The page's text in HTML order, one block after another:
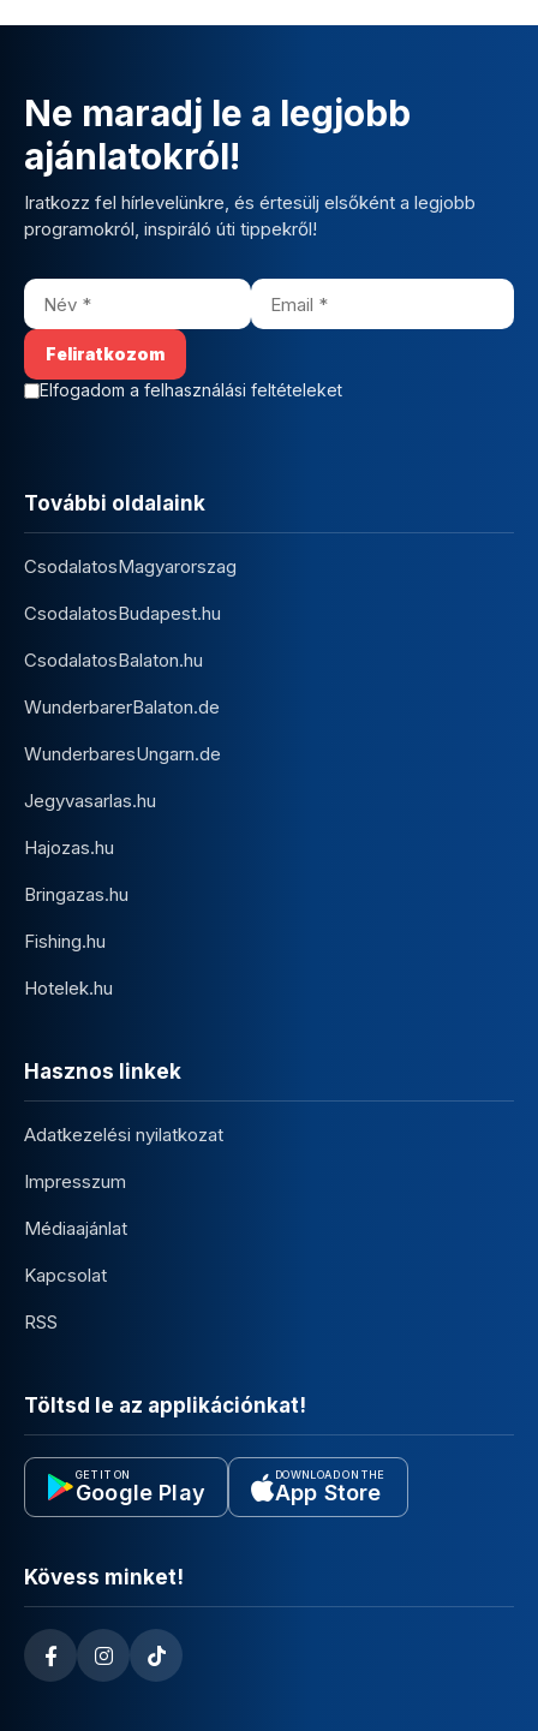
Ne maradj le a legjobb
ajánlatokról!
Iratkozz fel hírlevelünkre, és értesülj elsőként a legjobb
programokról, inspiráló úti tippekről!
Elfogadom a felhasználási feltételeket
További oldalaink
CsodalatosMagyarorszag
CsodalatosBudapest.hu
CsodalatosBalaton.hu
WunderbarerBalaton.de
WunderbaresUngarn.de
Jegyvasarlas.hu
Hajozas.hu
Bringazas.hu
Fishing.hu
Hotelek.hu
Hasznos linkek
Adatkezelési nyilatkozat
Impresszum
Médiaajánlat
Kapcsolat
RSS
Töltsd le az applikációnkat!
GET IT ON
Google Play
DOWNLOAD ON THE
App Store
Kövess minket!